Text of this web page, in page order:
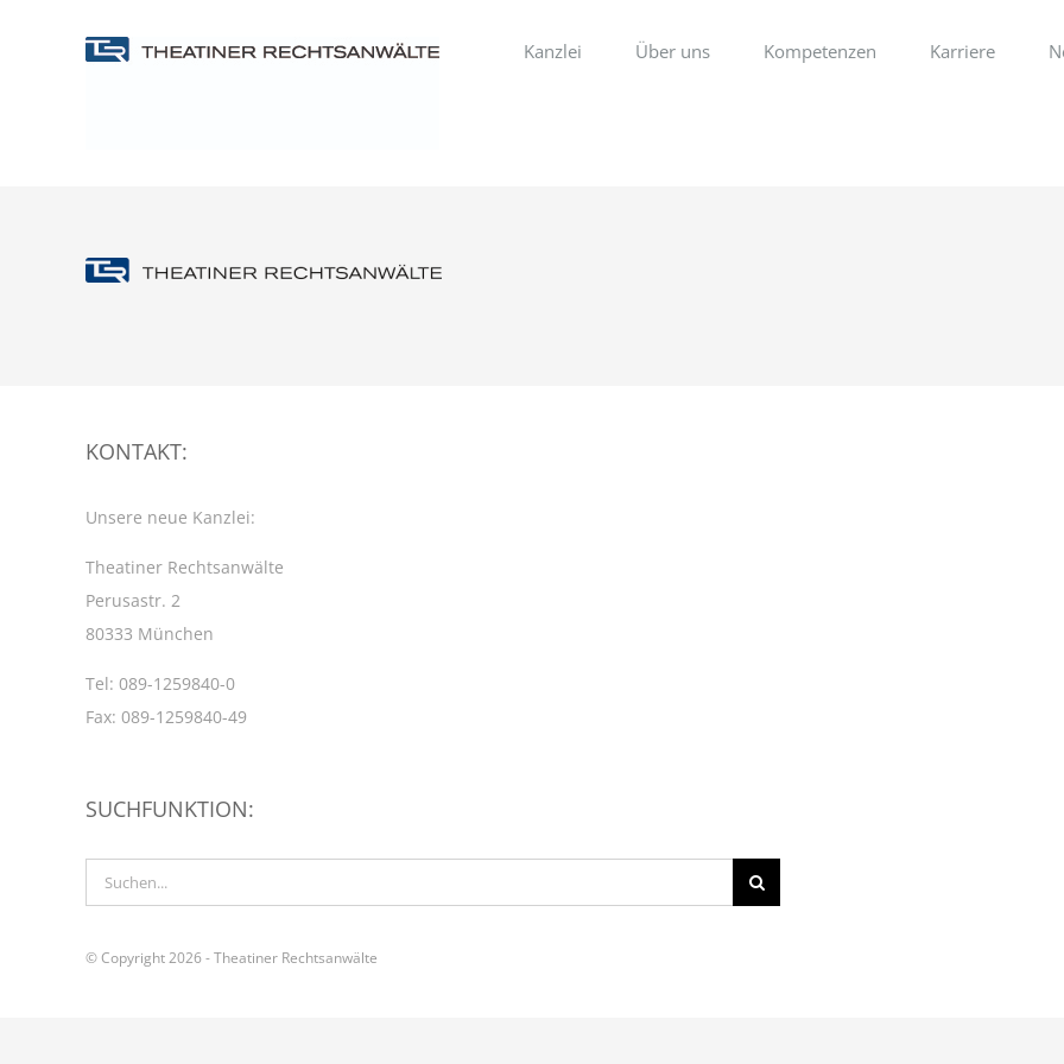
Kanzlei Über uns Kompetenzen Karriere
KONTAKT:
Unsere neue Kanzlei:
Theatiner Rechtsanwälte
Perusastr. 2
80333 München
Tel: 089-1259840-0
Fax: 089-1259840-49
SUCHFUNKTION:
Suche
nach:
© Copyright 2026 - Theatiner Rechtsanwälte